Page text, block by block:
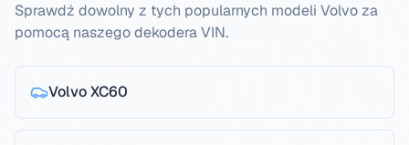
Sprawdź dowolny z tych popularnych modeli Volvo za
pomocą naszego dekodera VIN.
VolvoXC60